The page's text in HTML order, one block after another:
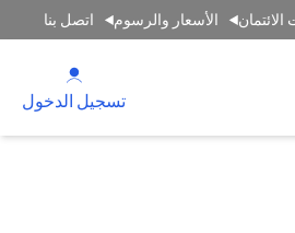
الأسعار والرسوم اتصل بنا
تسجيل الدخول